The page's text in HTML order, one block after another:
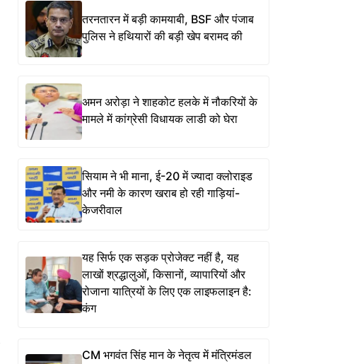
तरनतारन में बड़ी कामयाबी, BSF और पंजाब
पुलिस ने हथियारों की बड़ी खेप बरामद की
अमन अरोड़ा ने शाहकोट हलके में नौकरियों के
मामले में कांग्रेसी विधायक लाडी को घेरा
सियाम ने भी माना, ई-20 में ज्यादा क्लोराइड
और नमी के कारण खराब हो रही गाड़ियां-
केजरीवाल
यह सिर्फ एक सड़क प्रोजेक्ट नहीं है, यह
लाखों श्रद्धालुओं, किसानों, व्यापारियों और
रोजाना यात्रियों के लिए एक लाइफलाइन है:
कंग
CM भगवंत सिंह मान के नेतृत्व में मंत्रिमंडल